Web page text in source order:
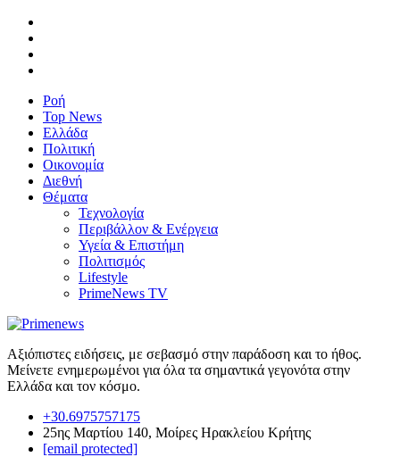
Ροή
Top News
Ελλάδα
Πολιτική
Οικονομία
Διεθνή
Θέματα
Τεχνολογία
Περιβάλλον & Ενέργεια
Υγεία & Επιστήμη
Πολιτισμός
Lifestyle
PrimeNews TV
Αξιόπιστες ειδήσεις, με σεβασμό στην παράδοση και το ήθος.
Μείνετε ενημερωμένοι για όλα τα σημαντικά γεγονότα στην
Ελλάδα και τον κόσμο.
+30.6975757175
25ης Μαρτίου 140, Μοίρες Ηρακλείου Κρήτης
[email protected]